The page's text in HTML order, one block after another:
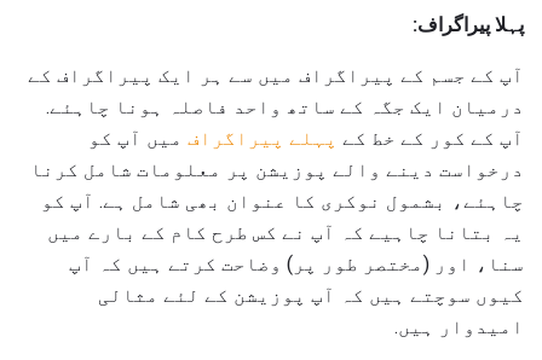
پہلا پیراگراف:
آپ کے جسم کے پیراگراف میں سے ہر ایک پیراگراف کے
درمیان ایک جگہ کے ساتھ واحد فاصلہ ہونا چاہئے.
آپ کے کور کے خط کے پہلے پیراگراف میں آپ کو
درخواست دینے والے پوزیشن پر معلومات شامل کرنا
چاہئے، بشمول نوکری کا عنوان بھی شامل ہے. آپ کو
یہ بتانا چاہیے کہ آپ نے کس طرح کام کے بارے میں
سنا، اور (مختصر طور پر) وضاحت کرتے ہیں کہ آپ
کیوں سوچتے ہیں کہ آپ پوزیشن کے لئے مثالی
امیدوار ہیں.